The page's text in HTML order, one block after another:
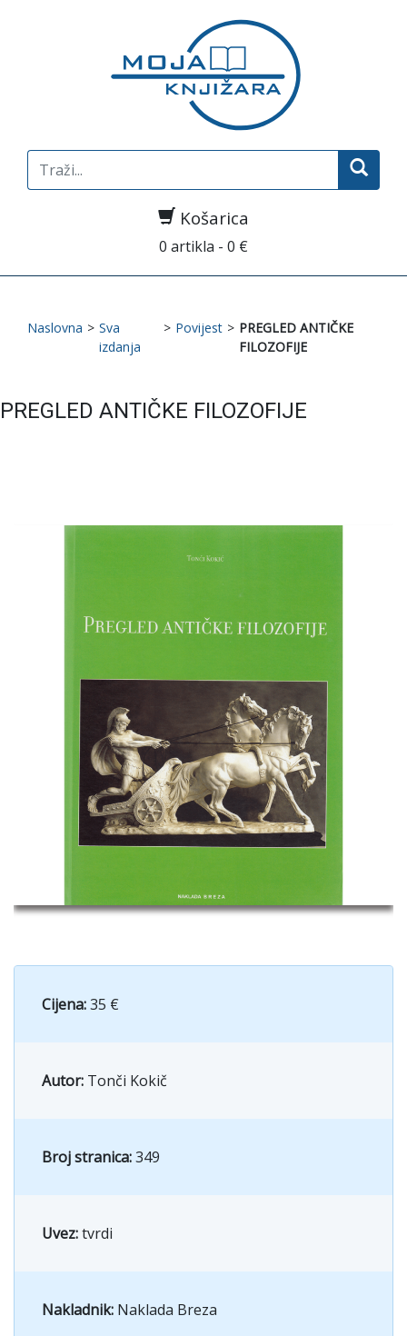
Search
for:
Košarica
0 artikla - 0 €
Naslovna > Sva
izdanja
> Povijest > PREGLED ANTIČKE
FILOZOFIJE
PREGLED ANTIČKE FILOZOFIJE
Cijena:35 €
Autor: Tonči Kokič
Broj stranica:349
Uvez:tvrdi
Nakladnik: Naklada Breza